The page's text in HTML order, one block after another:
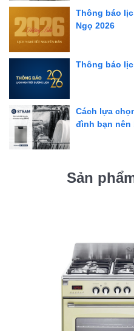
Thông báo
Ngọ 2026
Thông báo
Cách lựa
đình bạn nên
Sản